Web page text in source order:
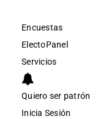
Encuestas
ElectoPanel
Servicios
Quiero ser patrón
Inicia Sesión